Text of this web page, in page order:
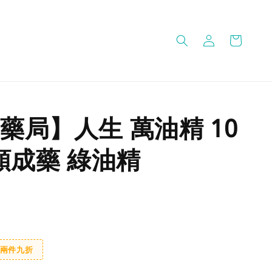
局】人生 萬油精 10
成藥 綠油精
兩件九折